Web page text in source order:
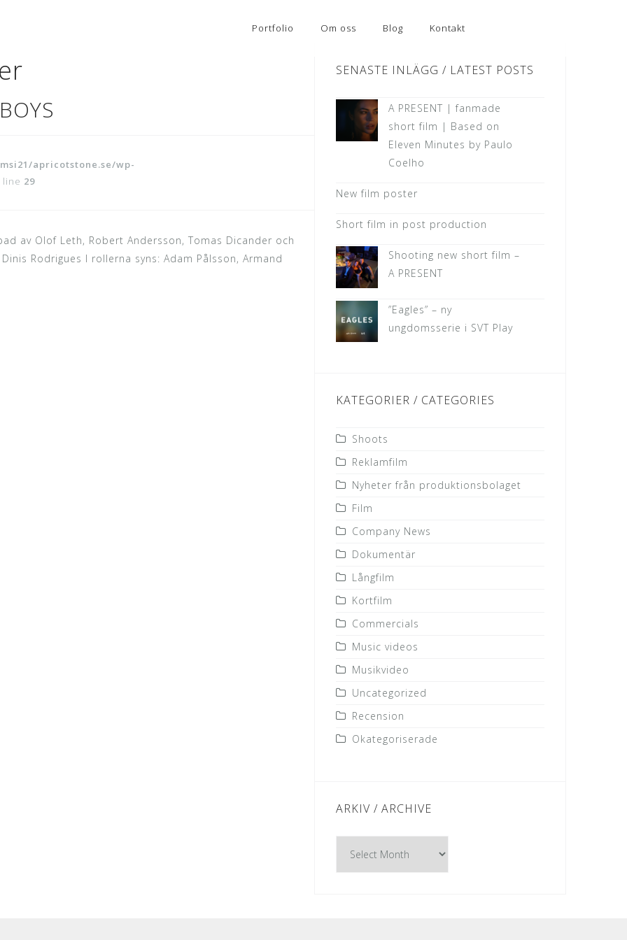
Portfolio Om oss Blog Kontakt
apricotstone.se/wp-
line 29
av Olof Leth, Robert Andersson, Tomas Dicander och
Rodrigues I rollerna syns: Adam Pålsson, Armand
SENASTE INLÄGG / LATEST POSTS
A PRESENT | fanmade
short film | Based on
Eleven Minutes by Paulo
Coelho
New film poster
Short film in post production
Shooting new short film –
A PRESENT
”Eagles” – ny
ungdomsserie i SVT Play
KATEGORIER / CATEGORIES
Shoots
Reklamfilm
Nyheter från produktionsbolaget
Film
Company News
Dokumentär
Långfilm
Kortfilm
Commercials
Music videos
Musikvideo
Uncategorized
Recension
Okategoriserade
ARKIV / ARCHIVE